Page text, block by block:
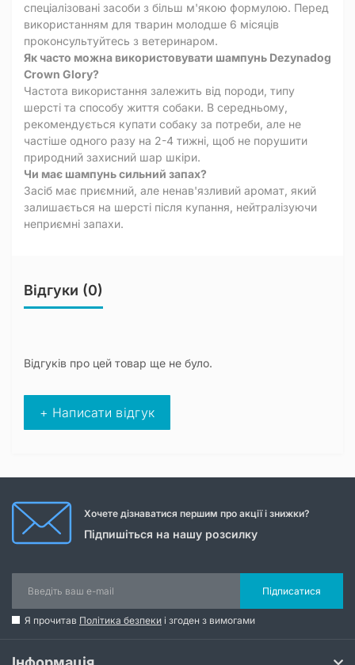
спеціалізовані засоби з більш м'якою формулою. Перед
використанням для тварин молодше 6 місяців
проконсультуйтесь з ветеринаром.
Як часто можна використовувати шампунь Dezynadog
Crown Glory?
Частота використання залежить від породи, типу
шерсті та способу життя собаки. В середньому,
рекомендується купати собаку за потреби, але не
частіше одного разу на 2-4 тижні, щоб не порушити
природний захисний шар шкіри.
Чи має шампунь сильний запах?
Засіб має приємний, але ненав'язливий аромат, який
залишається на шерсті після купання, нейтралізуючи
неприємні запахи.
Відгуки (0)
Відгуків про цей товар ще не було.
+ Написати відгук
Хочете дізнаватися першим про акції і знижки?
Підпишіться на нашу розсилку
Підписатися
Я прочитав Політика безпеки і згоден з вимогами